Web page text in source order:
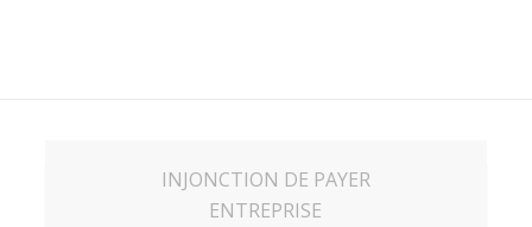
INJONCTION DE PAYER
ENTREPRISE